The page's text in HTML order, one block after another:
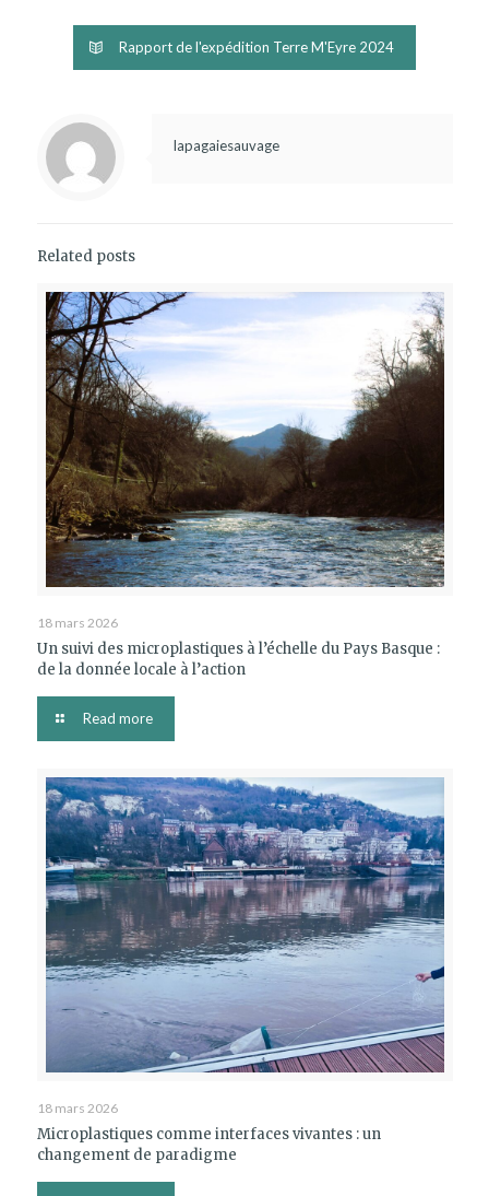
Rapport de l'expédition Terre M'Eyre 2024
lapagaiesauvage
Related posts
18 mars 2026
Un suivi des microplastiques à l’échelle du Pays Basque :
de la donnée locale à l’action
Read more
18 mars 2026
Microplastiques comme interfaces vivantes : un
changement de paradigme